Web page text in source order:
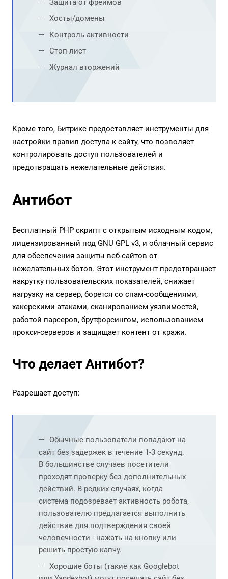
Защита от фреймов
Хосты/домены
Контроль активности
Стоп-лист
Журнал вторжений
Кроме того, Битрикс предоставляет инструменты для
настройки правил доступа к сайту, что позволяет
контролировать доступ пользователей и
предотвращать нежелательные действия.
Антибот
Бесплатный PHP скрипт с открытым исходным кодом,
лицензированный под GNU GPL v3, и облачный сервис
для обеспечения защиты веб-сайтов от
нежелательных ботов. Этот инструмент предотвращает
накрутку пользовательских показателей, снижает
нагрузку на сервер, борется со спам-сообщениями,
хакерскими атаками, сканированием уязвимостей,
работой парсеров, брутфорсингом, использованием
прокси-серверов и защищает контент от кражи.
Что делает Антибот?
Разрешает доступ:
Обычные пользователи попадают на
сайт без задержек в течение 1-3 секунд.
В большинстве случаев посетители
проходят проверку без дополнительных
действий. В редких случаях, когда
система подозревает активность робота,
пользователю предлагается выполнить
действие для подтверждения своей
человечности - нажать на кнопку или
решить простую капчу.
Хорошие боты (такие как Googlebot